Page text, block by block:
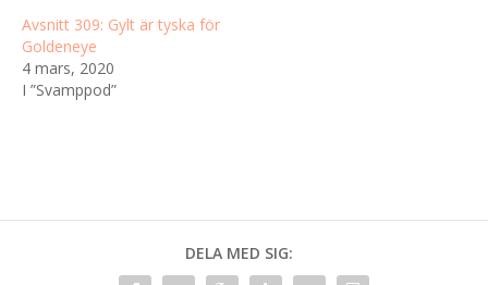
Avsnitt 309: Gylt är tyska för
Goldeneye
4 mars, 2020
I ”Svamppod”
DELA MED SIG: